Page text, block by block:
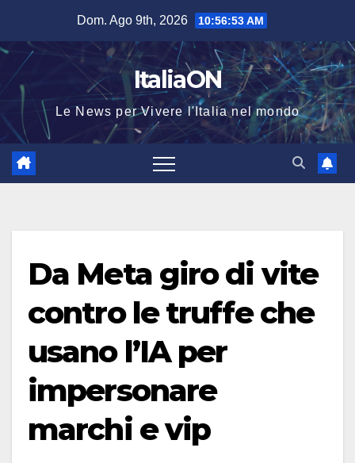
contenuto
Dom. Ago 9th, 2026 10:56:53 AM
ItaliaON
Le News per Vivere l'Italia nel mondo
Da Meta giro di vite
contro le truffe che
usano l’IA per
impersonare
marchi e vip